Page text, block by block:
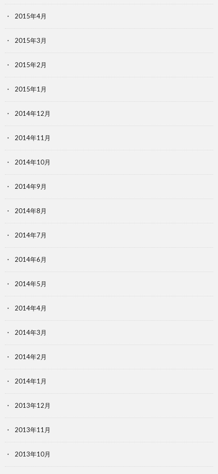
2015年4月
2015年3月
2015年2月
2015年1月
2014年12月
2014年11月
2014年10月
2014年9月
2014年8月
2014年7月
2014年6月
2014年5月
2014年4月
2014年3月
2014年2月
2014年1月
2013年12月
2013年11月
2013年10月